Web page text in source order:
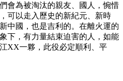
會為被淘汰的親友、國人，惋惜
可以走入歷史的新紀元、新時
中國，也是吉利的。在離火運的
下，有力量結束迫害的人，如能
XX一夥，此役必定順利、平